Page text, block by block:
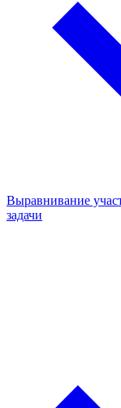
Выравнивание
задачи